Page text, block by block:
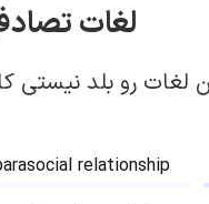
لغات
لغات رو بلد نیستی
relationship